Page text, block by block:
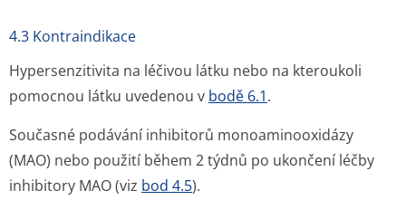
4.3 Kontraindikace
Hypersenzitivita na léčivou látku nebo na kteroukoli
pomocnou látku uvedenou v bodě 6.1.
Současné podávání inhibitorů monoaminooxidázy
(MAO) nebo použití během 2 týdnů po ukončení léčby
inhibitory MAO (viz bod 4.5).